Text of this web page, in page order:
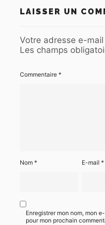
LAISSER UN
Votre adresse e-
Les champs
Commentaire *
Nom * E-mail*
Enregistrer mon nom, mon
pour mon prochain